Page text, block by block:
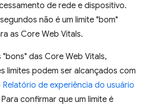
de rede e dispositivo.
não é um limite "bom"
as Core Web Vitals.
"bons" das Core Web Vitals,
limites podem ser alcançados com
Relatório de experiência do usuário
Para confirmar que um limite é